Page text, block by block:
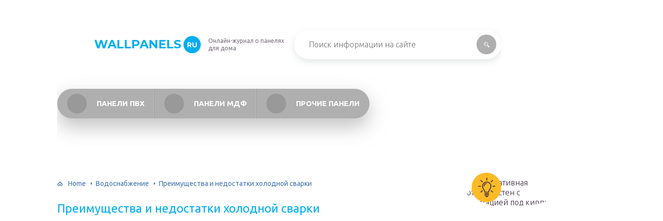
WALLPANELS RU
Онлайн-журнал о панелях
для дома
ПАНЕЛИ ПВХ ПАНЕЛИ МДФ ПРОЧИЕ ПАНЕЛИ
Home Водоснабжение Преимущества и недостатки холодной сварки
Преимущества и недостатки холодной сварки